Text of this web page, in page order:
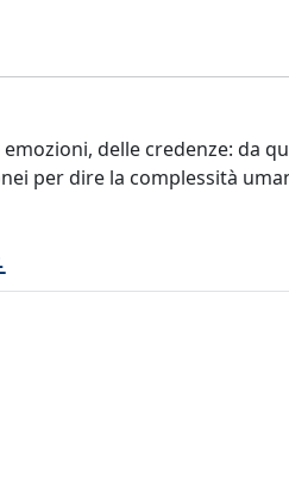
delle credenze: da
per dire la complessità